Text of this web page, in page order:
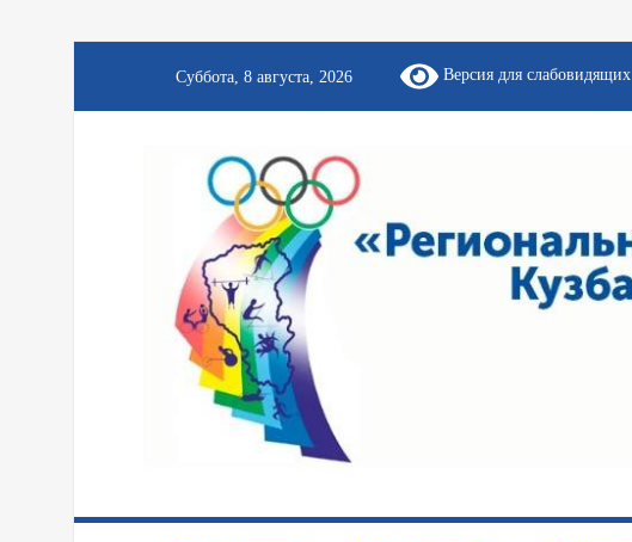
Версия для слабовидящих
Суббота, 8 августа, 2026